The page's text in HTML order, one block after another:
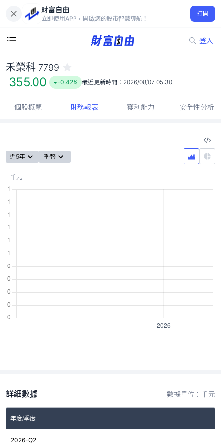
財富自由
立即使用APP，開啟您的股市智慧導航！
打開
登入
355.00
-0.42%
禾榮科 7799
355.00 -0.42% 最近更新時間： 2026/08/07 05:30
個股概覽 財務報表 獲利能力 安全性分析
近5年 季報
詳細數據 數據單位：千元
年度/季度
2026-Q2